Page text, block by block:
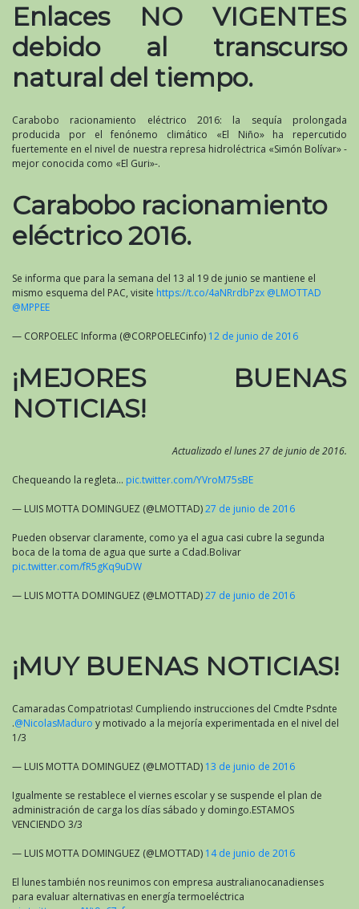
Enlaces NO VIGENTES
debido al transcurso
natural del tiempo.
Carabobo racionamiento eléctrico 2016: la sequía prolongada
producida por el fenónemo climático «El Niño» ha repercutido
fuertemente en el nivel de nuestra represa hidroléctrica «Simón Bolívar» -
mejor conocida como «El Guri»-.
Carabobo racionamiento
eléctrico 2016.
Se informa que para la semana del 13 al 19 de junio se mantiene el
mismo esquema del PAC, visite https://t.co/4aNRrdbPzx @LMOTTAD
@MPPEE
— CORPOELEC Informa (@CORPOELECinfo) 12 de junio de 2016
¡MEJORES BUENAS
NOTICIAS!
Actualizado el lunes 27 de junio de 2016.
Chequeando la regleta… pic.twitter.com/YVroM75sBE
— LUIS MOTTA DOMINGUEZ (@LMOTTAD)27 de junio de 2016
Pueden observar claramente, como ya el agua casi cubre la segunda
boca de la toma de agua que surte a Cdad.Bolivar
pic.twitter.com/fR5gKq9uDW
— LUIS MOTTA DOMINGUEZ (@LMOTTAD)27 de junio de 2016
¡MUY BUENAS NOTICIAS!
Camaradas Compatriotas! Cumpliendo instrucciones del Cmdte Psdnte
.@NicolasMaduro y motivado a la mejoría experimentada en el nivel del
1/3
— LUIS MOTTA DOMINGUEZ (@LMOTTAD) 13 de junio de 2016
Igualmente se restablece el viernes escolar y se suspende el plan de
administración de carga los días sábado y domingo.ESTAMOS
VENCIENDO 3/3
— LUIS MOTTA DOMINGUEZ (@LMOTTAD) 14 de junio de 2016
El lunes también nos reunimos con empresa australianocanadienses
para evaluar alternativas en energía termoeléctrica